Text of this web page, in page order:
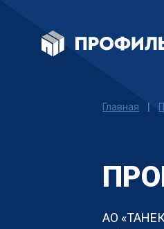
Главная
АО